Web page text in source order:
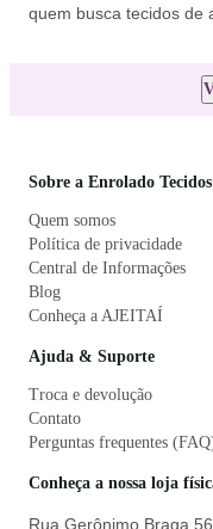
quem busca tecidos de
Sobre a Enrolado Tecidos
Quem somos
Política de privacidade
Central de Informações
Blog
Conheça a AJEITAÍ
Ajuda & Suporte
Troca e devolução
Contato
Perguntas frequentes
Conheça a nossa loja
Rua Gerônimo Braga